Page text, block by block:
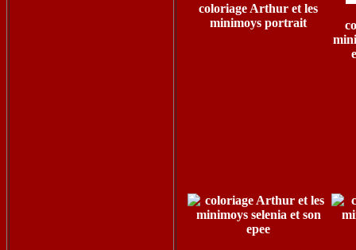
coloriage Arthur et les
minimoys portrait